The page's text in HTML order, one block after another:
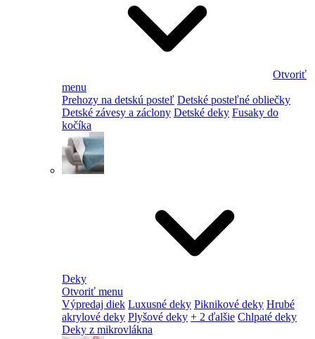
Otvoriť
menu
Prehozy na detskú posteľ Detské posteľné obliečky
Detské závesy a záclony Detské deky Fusaky do
kočíka
Deky
Otvoriť menu
Výpredaj diek Luxusné deky Piknikové deky Hrubé
akrylové deky Plyšové deky + 2 ďalšie Chlpaté deky
Deky z mikrovlákna